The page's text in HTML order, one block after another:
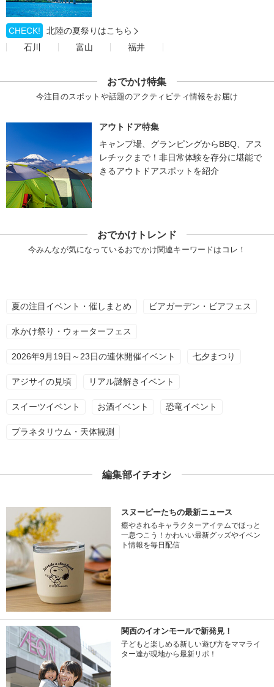
CHECK!
北陸の夏祭りはこちら
石川
富山 福井
おでかけ特集
今注目のスポットや話題のアクティビティ情報をお届け
アウトドア特集
キャンプ場、グランピングからBBQ、アス
レチックまで！非日常体験を存分に堪能で
きるアウトドアスポットを紹介
おでかけトレンド
今みんなが気になっているおでかけ関連キーワードはコレ！
夏の注目イベント・催しまとめ ビアガーデン・ビアフェス
水かけ祭り・ウォーターフェス
2026年9月19日～23日の連休開催イベント 七夕まつり
アジサイの見頃 リアル謎解きイベント
スイーツイベント お酒イベント 恐竜イベント
プラネタリウム・天体観測
編集部イチオシ
スヌーピーたちの最新ニュース
癒やされるキャラクターアイテムでほっと
一息つこう！かわいい最新グッズやイベン
ト情報を毎日配信
関西のイオンモールで新発見！
子どもと楽しめる新しい遊び方をママライ
ター達が現地から最新リポ！